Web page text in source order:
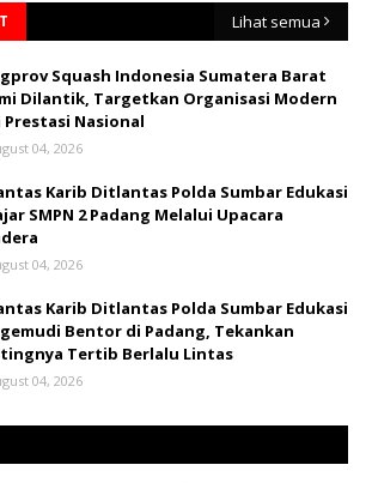
Lihat semua
Squash Indonesia Sumatera Barat
Dilantik, Targetkan Organisasi Modern
Prestasi Nasional
04, 2026
Karib Ditlantas Polda Sumbar Edukasi
SMPN 2 Padang Melalui Upacara
04, 2026
Karib Ditlantas Polda Sumbar Edukasi
Bentor di Padang, Tekankan
Tertib Berlalu Lintas
04, 2026